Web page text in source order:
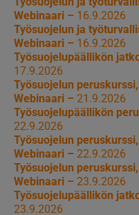
Webinaari – 16.9.2026
Työsuojelun ja
Webinaari – 16.9.2026
Työsuojelupäällikön
17.9.2026
Työsuojelun
Webinaari – 21.9.2026
Työsuojelupäällikön
22.9.2026
Työsuojelun
Webinaari – 22.9.2026
Työsuojelun
Webinaari – 23.9.2026
Työsuojelupäällikön
23.9.2026